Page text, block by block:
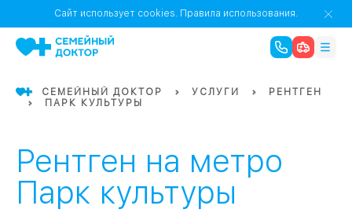
1 0
Бабушкинская
Речной Вокзал
Сайт использует cookies. Правила использования.
СЕМЕЙНЫЙ ДОКТОР УСЛУГИ
РЕНТГЕН
ПАРК КУЛЬТУРЫ
Рентген на метро
Парк культуры